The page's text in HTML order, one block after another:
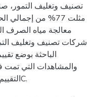
مثلت 77% من
الباحثة بوضع
والمشاهدات التي تمت